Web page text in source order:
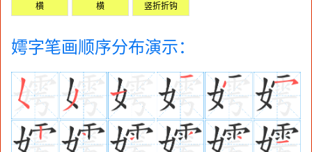
横 横 竖折折钩
嫮字笔画顺序分布演示：